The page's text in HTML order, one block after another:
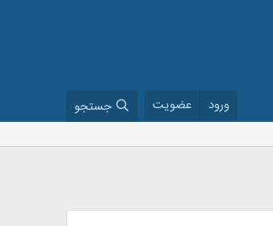
ورود عضویت جستجو